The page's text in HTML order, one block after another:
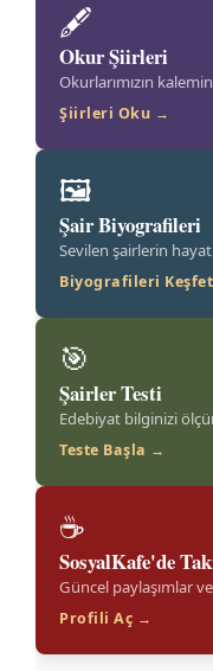
🖋️
Okur Şiirleri
Okurlarımızın
Şiirleri Oku →
🖼️
Şair Biyografileri
Sevilen şairlerin
Biyografileri
🎯
Şairler Testi
Edebiyat bilginizi
Teste Başla →
☕
SosyalKafe'de
Güncel paylaşımlar
Profili Aç →